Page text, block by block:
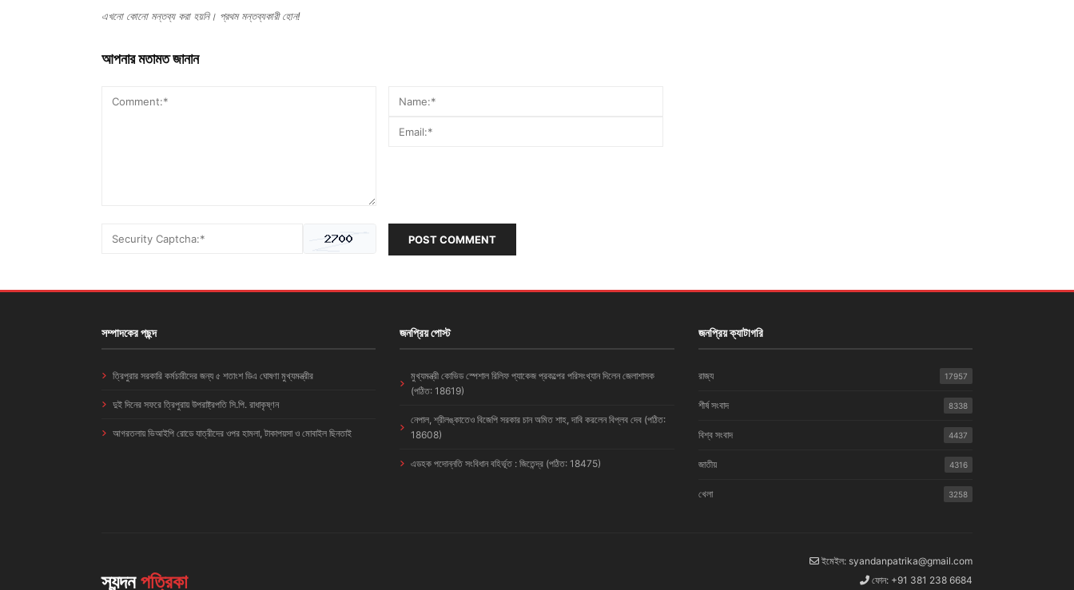
এখনো কোনো মন্তব্য করা হয়নি। প্রথম মন্তব্যকারী হোন!
আপনার মতামত জানান
POST COMMENT
সম্পাদকের পছন্দ
ত্রিপুরার সরকারি কর্মচারীদের জন্য ৫ শতাংশ ডিএ ঘোষণা মুখ্যমন্ত্রীর
দুই দিনের সফরে ত্রিপুরায় উপরাষ্ট্রপতি সি.পি. রাধাকৃষ্ণন
আগরতলায় ভিআইপি রোডে যাত্রীদের ওপর হামলা, টাকাপয়সা ও মোবাইল ছিনতাই
জনপ্রিয় পোস্ট
মুখ্যমন্ত্রী কোভিড স্পেশাল রিলিফ প্যাকেজ প্রকল্পের পরিসংখ্যান দিলেন জেলাশাসক
(পঠিত: 18619)
নেপাল, শ্রীলঙ্কাতেও বিজেপি সরকার চান অমিত শাহ, দাবি করলেন বিপ্লব দেব (পঠিত:
18608)
এডহক পদোন্নতি সংবিধান বহির্ভূত : জিতেন্দ্র (পঠিত: 18475)
জনপ্রিয় ক্যাটাগরি
রাজ্য 17957
শীর্ষ সংবাদ 8338
বিশ্ব সংবাদ 4437
জাতীয় 4316
খেলা 3258
স্যন্দনপত্রিকা
ইমেইল: syandanpatrika@gmail.com
ফোন: +91 381 238 6684